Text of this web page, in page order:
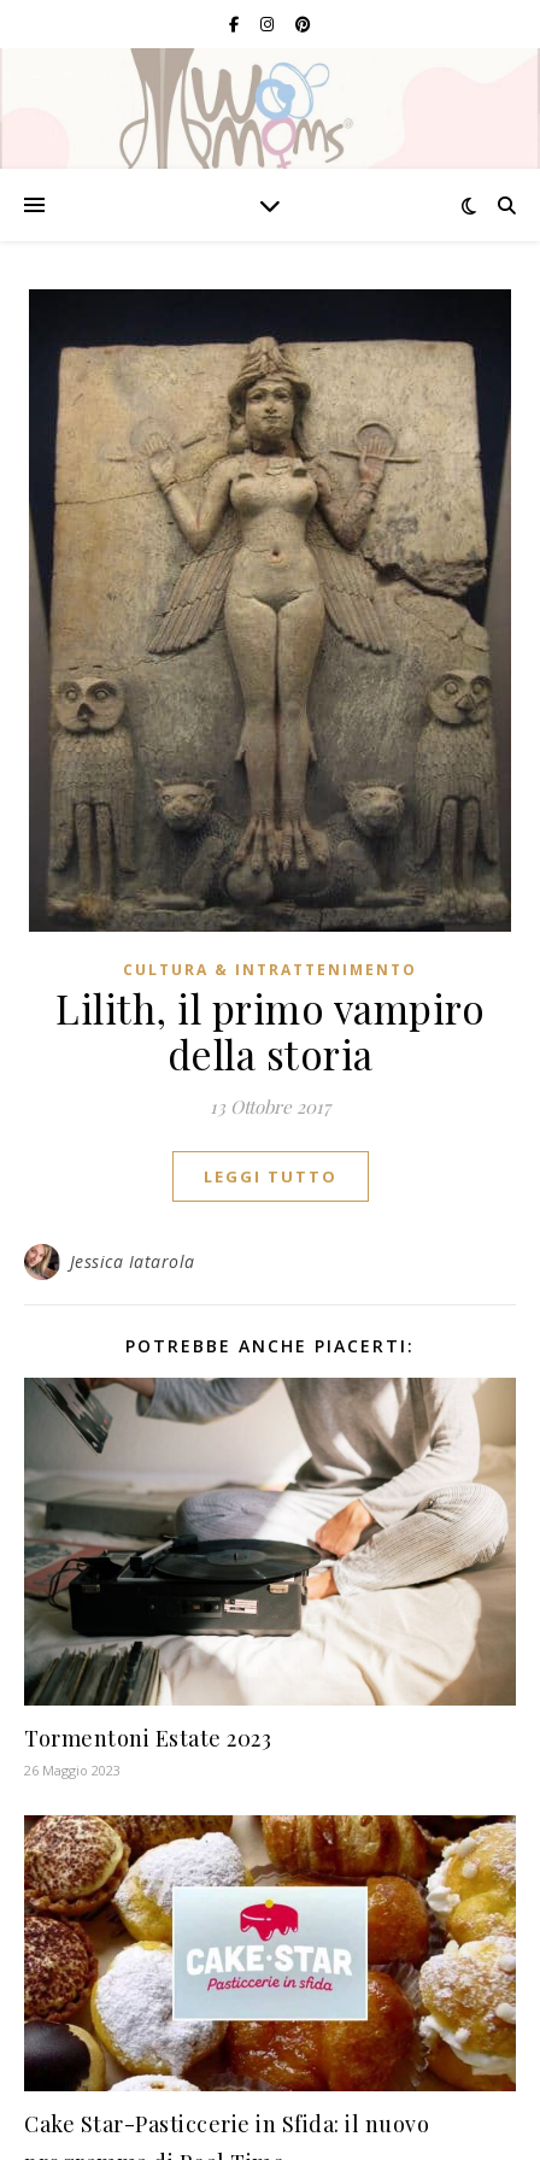
CULTURA & INTRATTENIMENTO
Lilith, il primo vampiro
della storia
13 Ottobre 2017
LEGGI TUTTO
Jessica Iatarola
POTREBBE ANCHE PIACERTI:
Tormentoni Estate 2023
26 Maggio 2023
Cake Star-Pasticcerie in Sfida: il nuovo